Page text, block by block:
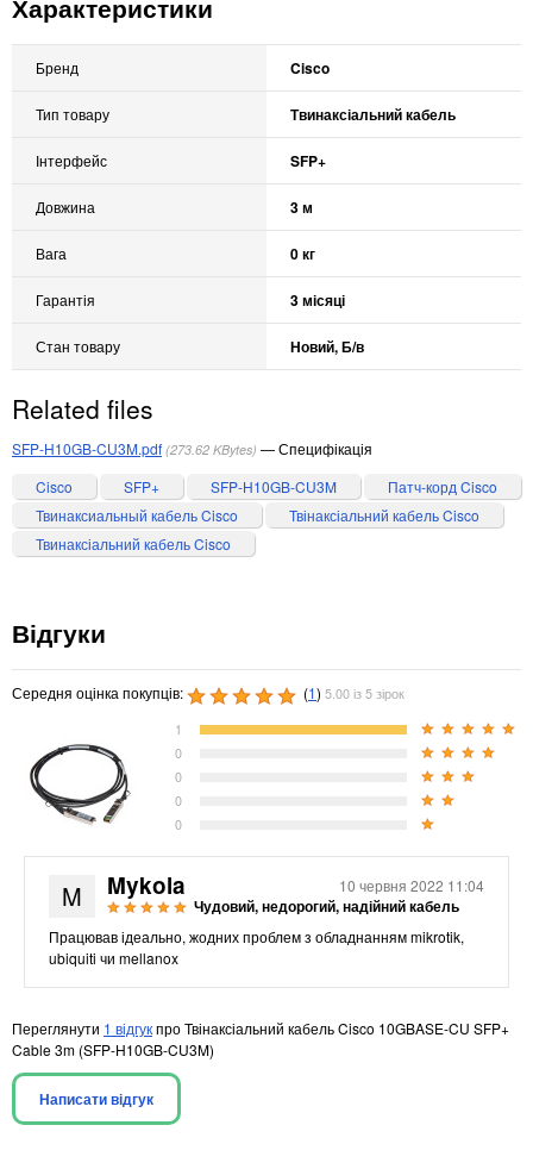
Бренд Cisco
Тип товару Твинаксіальний кабель
Інтерфейс SFP+
Довжина 3 м
Вага 0 кг
Гарантія 3 місяці
Стан товару Новий, Б/в
Related files
SFP-H10GB-CU3M.pdf 273.62 KBytes
Специфікація
Cisco
SFP+ SFP-H10GB-CU3M
Патч-корд Cisco
Твинаксиальный кабель Cisco
Твінаксіальний кабель Cisco
Твинаксіальний кабель Cisco
Відгуки
Середня оцінка покупців: (1) 5.00 із 5 зірок
1
0
0
0
0
10 червня 2022 11:04
M Mykola
Чудовий, недорогий, надійний кабель
Працював ідеально, жодних проблем з обладнанням mikrotik,
ubiquiti чи mellanox
Переглянути 1 відгукпро Твінаксіальний кабель Cisco 10GBASE-CU SFP+
Cable 3m (SFP-H10GB-CU3M)
Написати відгук